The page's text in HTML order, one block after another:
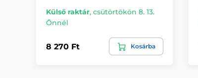
Külső raktár, csütörtökön 8. 13.
Önnél
8 270 Ft Kosárba